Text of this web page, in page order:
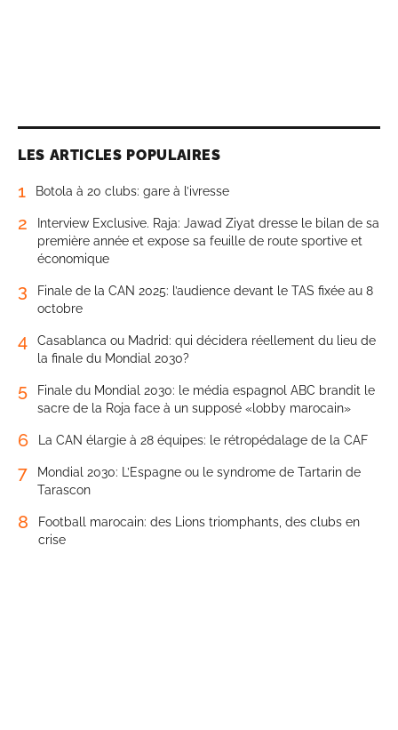
LES ARTICLES POPULAIRES
1 Botola à 20 clubs: gare à l’ivresse
2
Interview Exclusive. Raja: Jawad Ziyat dresse le bilan de sa
première année et expose sa feuille de route sportive et
économique
3
Finale de la CAN 2025: l’audience devant le TAS fixée au 8
octobre
4
Casablanca ou Madrid: qui décidera réellement du lieu de
la finale du Mondial 2030?
5
Finale du Mondial 2030: le média espagnol ABC brandit le
sacre de la Roja face à un supposé «lobby marocain»
6 La CAN élargie à 28 équipes: le rétropédalage de la CAF
7
Mondial 2030: L’Espagne ou le syndrome de Tartarin de
Tarascon
8
Football marocain: des Lions triomphants, des clubs en
crise